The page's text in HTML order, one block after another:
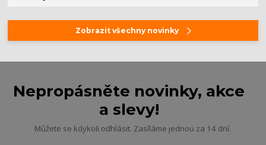
Zobrazit všechny novinky
Nepropásněte novinky, akce
a slevy!
Můžete se kdykoli odhlásit. Zasíláme jednou za 14 dní.